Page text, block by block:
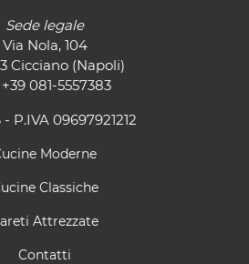
Sede legale
Via Nola, 104
Cicciano (Napoli)
+39 081-5557383
P.IVA 09697921212
Moderne
Classiche
Attrezzate
Contatti